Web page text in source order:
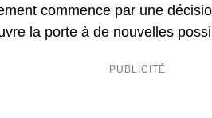
commence par une
la porte à de nouvelles